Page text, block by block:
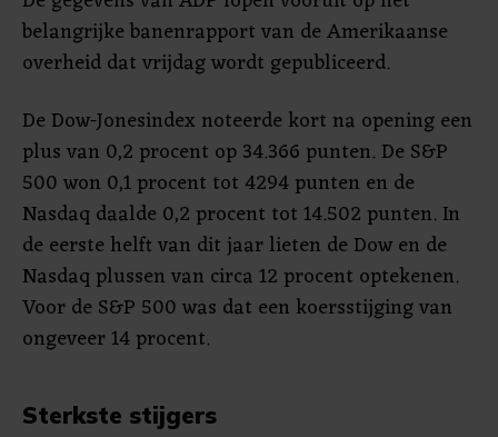
belangrijke banenrapport van de Amerikaanse
overheid dat vrijdag wordt gepubliceerd.
De Dow-Jonesindex noteerde kort na opening een
plus van 0,2 procent op 34.366 punten. De S&P
500 won 0,1 procent tot 4294 punten en de
Nasdaq daalde 0,2 procent tot 14.502 punten. In
de eerste helft van dit jaar lieten de Dow en de
Nasdaq plussen van circa 12 procent optekenen.
Voor de S&P 500 was dat een koersstijging van
ongeveer 14 procent.
Sterkste stijgers